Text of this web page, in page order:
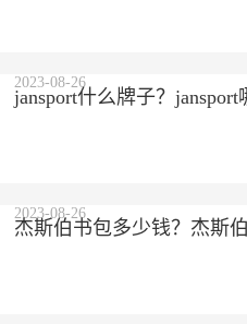
jansport什么牌子？jansport
2023-08-26
杰斯伯书包多少钱？杰斯
2023-08-26